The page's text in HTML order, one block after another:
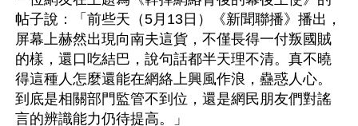
帖子說：「前些天（5月13日）《新聞聯播》播出，
屏幕上赫然出現向南夫這貨，不僅長得一付叛國賊
的樣，還口吃結巴，說句話都半天理不清。真不曉
得這種人怎麼還能在網絡上興風作浪，蠱惑人心。
到底是相關部門監管不到位，還是網民朋友們對謠
言的辨識能力仍待提高。」